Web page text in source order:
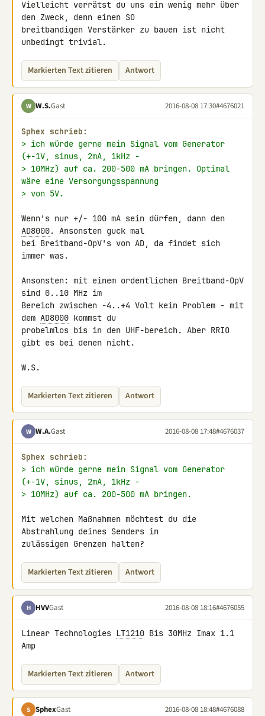
Vielleicht verrätst du uns ein wenig mehr über
den Zweck, denn einen SO
breitbandigen Verstärker zu bauen ist nicht
unbedingt trivial.
Markierten Text zitieren Antwort
W W.S.Gast 2016-08-08 17:30#4676021
Sphex schrieb:
> ich würde gerne mein Signal vom Generator
(+-1V, sinus, 2mA, 1kHz -
> 10MHz) auf ca. 200-500 mA bringen. Optimal
wäre eine Versorgungsspannung
> von 5V.
AD8000. Ansonsten guck mal
bei Breitband-OpV's von AD, da findet sich
immer was.
Ansonsten: mit einem ordentlichen Breitband-OpV
sind 0..10 MHz im
Bereich zwischen -4..+4 Volt kein Problem - mit
dem AD8000 kommst du
probelmlos bis in den UHF-bereich. Aber RRIO
gibt es bei denen nicht.
W.S.
Markierten Text zitieren Antwort
W W.A.Gast 2016-08-08 17:48#4676037
Sphex schrieb:
> ich würde gerne mein Signal vom Generator
(+-1V, sinus, 2mA, 1kHz -
> 10MHz) auf ca. 200-500 mA bringen.
Mit welchen Maßnahmen möchtest du die
Abstrahlung deines Senders in
zulässigen Grenzen halten?
Markierten Text zitieren Antwort
H HVVGast 2016-08-08 18:16#4676055
Linear Technologies LT1210 Bis 30MHz Imax 1.1
Amp
Markierten Text zitieren Antwort
S SphexGast 2016-08-08 18:48#4676088